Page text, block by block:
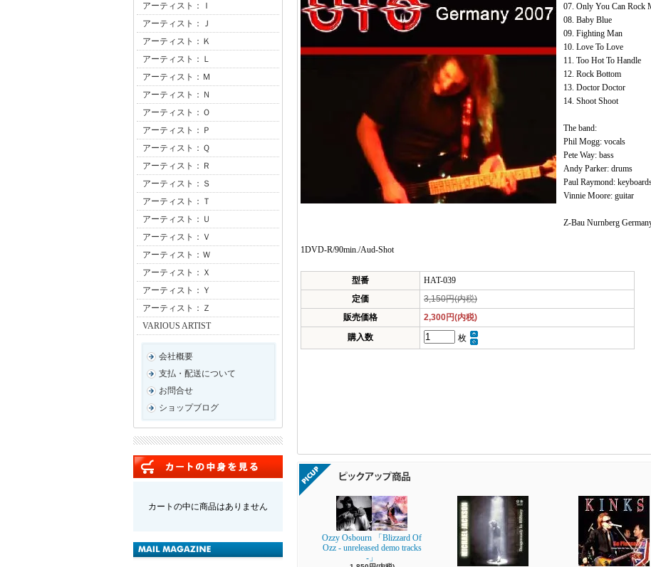
アーティスト：Ｉ
アーティスト：Ｊ
アーティスト：Ｋ
アーティスト：Ｌ
アーティスト：Ｍ
アーティスト：Ｎ
アーティスト：Ｏ
アーティスト：Ｐ
アーティスト：Ｑ
アーティスト：Ｒ
アーティスト：Ｓ
アーティスト：Ｔ
アーティスト：Ｕ
アーティスト：Ｖ
アーティスト：Ｗ
アーティスト：Ｘ
アーティスト：Ｙ
アーティスト：Ｚ
VARIOUS ARTIST
会社概要
支払・配送について
お問合せ
ショップブログ
カートの中に商品はありません
07. Only You Can Rock
08. Baby Blue
09. Fighting Man
10. Love To Love
11. Too Hot To Handle
12. Rock Bottom
13. Doctor Doctor
14. Shoot Shoot
The band:
Phil Mogg: vocals
Pete Way: bass
Andy Parker: drums
Paul Raymond:
Vinnie Moore: guitar
Z-Bau Nurnberg
1DVD-R/90min./Aud-Shot
型番
HAT-039
定価
3,150円(内税)
販売価格
2,300円(内税)
購入数
枚
Ozzy Osbourn 「Blizzard Of
Ozz - unreleased demo tracks
-」